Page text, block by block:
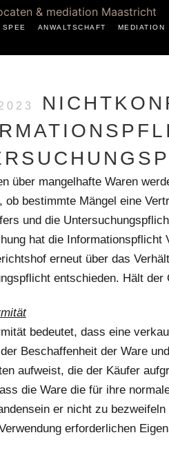
SPEE ANWALTSCHAFT MEDIATION
über mangelhafte Waren
ob bestimmte Mängel eine
und die
hat die
erneut über das
entschieden. Hält
bedeutet, dass eine
Beschaffenheit der Ware
aufweist, die der Käufer
die Ware die für ihre
er nicht zu
erforderlichen